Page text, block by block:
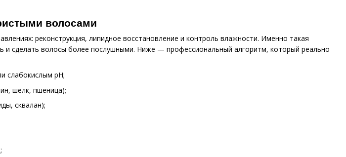
волосами
реконструкция, липидное восстановление и контроль влажности. Именно такая
и сделать волосы более послушными. Ниже — профессиональный алгоритм, который реально
слабокислым pH;
шелк, пшеница);
сквалан);